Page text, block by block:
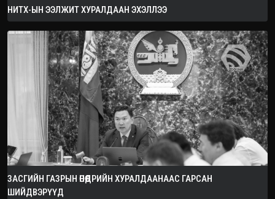
НИТХ-ЫН ЭЭЛЖИТ ХУРАЛДААН ЭХЭЛЛЭЭ
ЗАСГИЙН ГАЗРЫН ӨНӨӨДРИЙН ХУРАЛДААНААС ГАРСАН
ШИЙДВЭРҮҮД